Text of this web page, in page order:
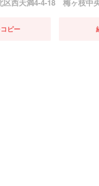
区西天満4-4-18 梅ヶ枝中
ピー